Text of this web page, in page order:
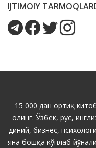
IJTIMOIY
15 000 дан ортиқ
олинг. Ўзбек, рус,
диний, бизнес,
яна бошқа кўплаб